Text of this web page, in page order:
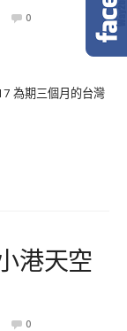
0
為期三個月的台灣
港天空
0